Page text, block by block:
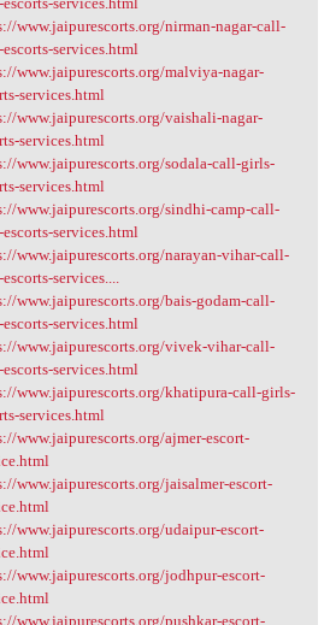
www.jaipurescorts.org/nirman-nagar-call-
services.html
www.jaipurescorts.org/malviya-nagar-
services.html
www.jaipurescorts.org/vaishali-nagar-
services.html
www.jaipurescorts.org/sodala-call-girls-
services.html
www.jaipurescorts.org/sindhi-camp-call-
services.html
www.jaipurescorts.org/narayan-vihar-call-
services....
www.jaipurescorts.org/bais-godam-call-
services.html
www.jaipurescorts.org/vivek-vihar-call-
services.html
www.jaipurescorts.org/khatipura-call-girls-
services.html
www.jaipurescorts.org/ajmer-escort-
www.jaipurescorts.org/jaisalmer-escort-
www.jaipurescorts.org/udaipur-escort-
www.jaipurescorts.org/jodhpur-escort-
www.jaipurescorts.org/pushkar-escort-